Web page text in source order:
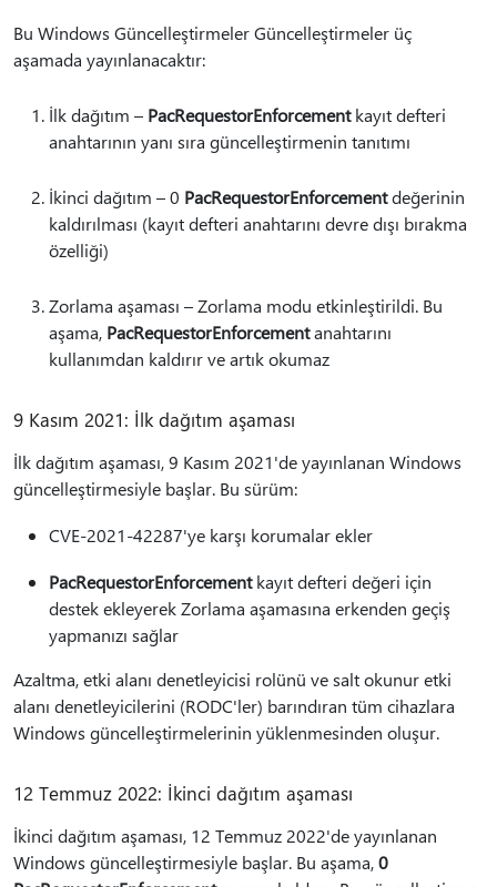
Bu Windows Güncelleştirmeler Güncelleştirmeler üç
aşamada yayınlanacaktır:
İlk dağıtım – PacRequestorEnforcementkayıt defteri
anahtarının yanı sıra güncelleştirmenin tanıtımı
İkinci dağıtım – 0 PacRequestorEnforcementdeğerinin
kaldırılması (kayıt defteri anahtarını devre dışı bırakma
özelliği)
Zorlama aşaması – Zorlama modu etkinleştirildi. Bu
aşama, PacRequestorEnforcementanahtarını
kullanımdan kaldırır ve artık okumaz
9 Kasım 2021: İlk dağıtım aşaması
İlk dağıtım aşaması, 9 Kasım 2021'de yayınlanan Windows
güncelleştirmesiyle başlar. Bu sürüm:
CVE-2021-42287'ye karşı korumalar ekler
PacRequestorEnforcementkayıt defteri değeri için
destek ekleyerek Zorlama aşamasına erkenden geçiş
yapmanızı sağlar
Azaltma, etki alanı denetleyicisi rolünü ve salt okunur etki
alanı denetleyicilerini (RODC'ler) barındıran tüm cihazlara
Windows güncelleştirmelerinin yüklenmesinden oluşur.
12 Temmuz 2022: İkinci dağıtım aşaması
İkinci dağıtım aşaması, 12 Temmuz 2022'de yayınlanan
Windows güncelleştirmesiyle başlar. Bu aşama,0